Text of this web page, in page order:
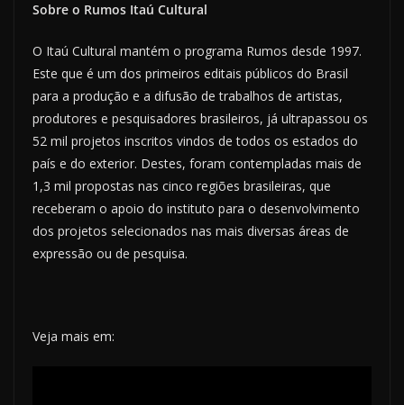
Sobre o Rumos Itaú Cultural
O Itaú Cultural mantém o programa Rumos desde 1997.
Este que é um dos primeiros editais públicos do Brasil
para a produção e a difusão de trabalhos de artistas,
produtores e pesquisadores brasileiros, já ultrapassou os
52 mil projetos inscritos vindos de todos os estados do
país e do exterior. Destes, foram contempladas mais de
1,3 mil propostas nas cinco regiões brasileiras, que
receberam o apoio do instituto para o desenvolvimento
dos projetos selecionados nas mais diversas áreas de
expressão ou de pesquisa.
Veja mais em: